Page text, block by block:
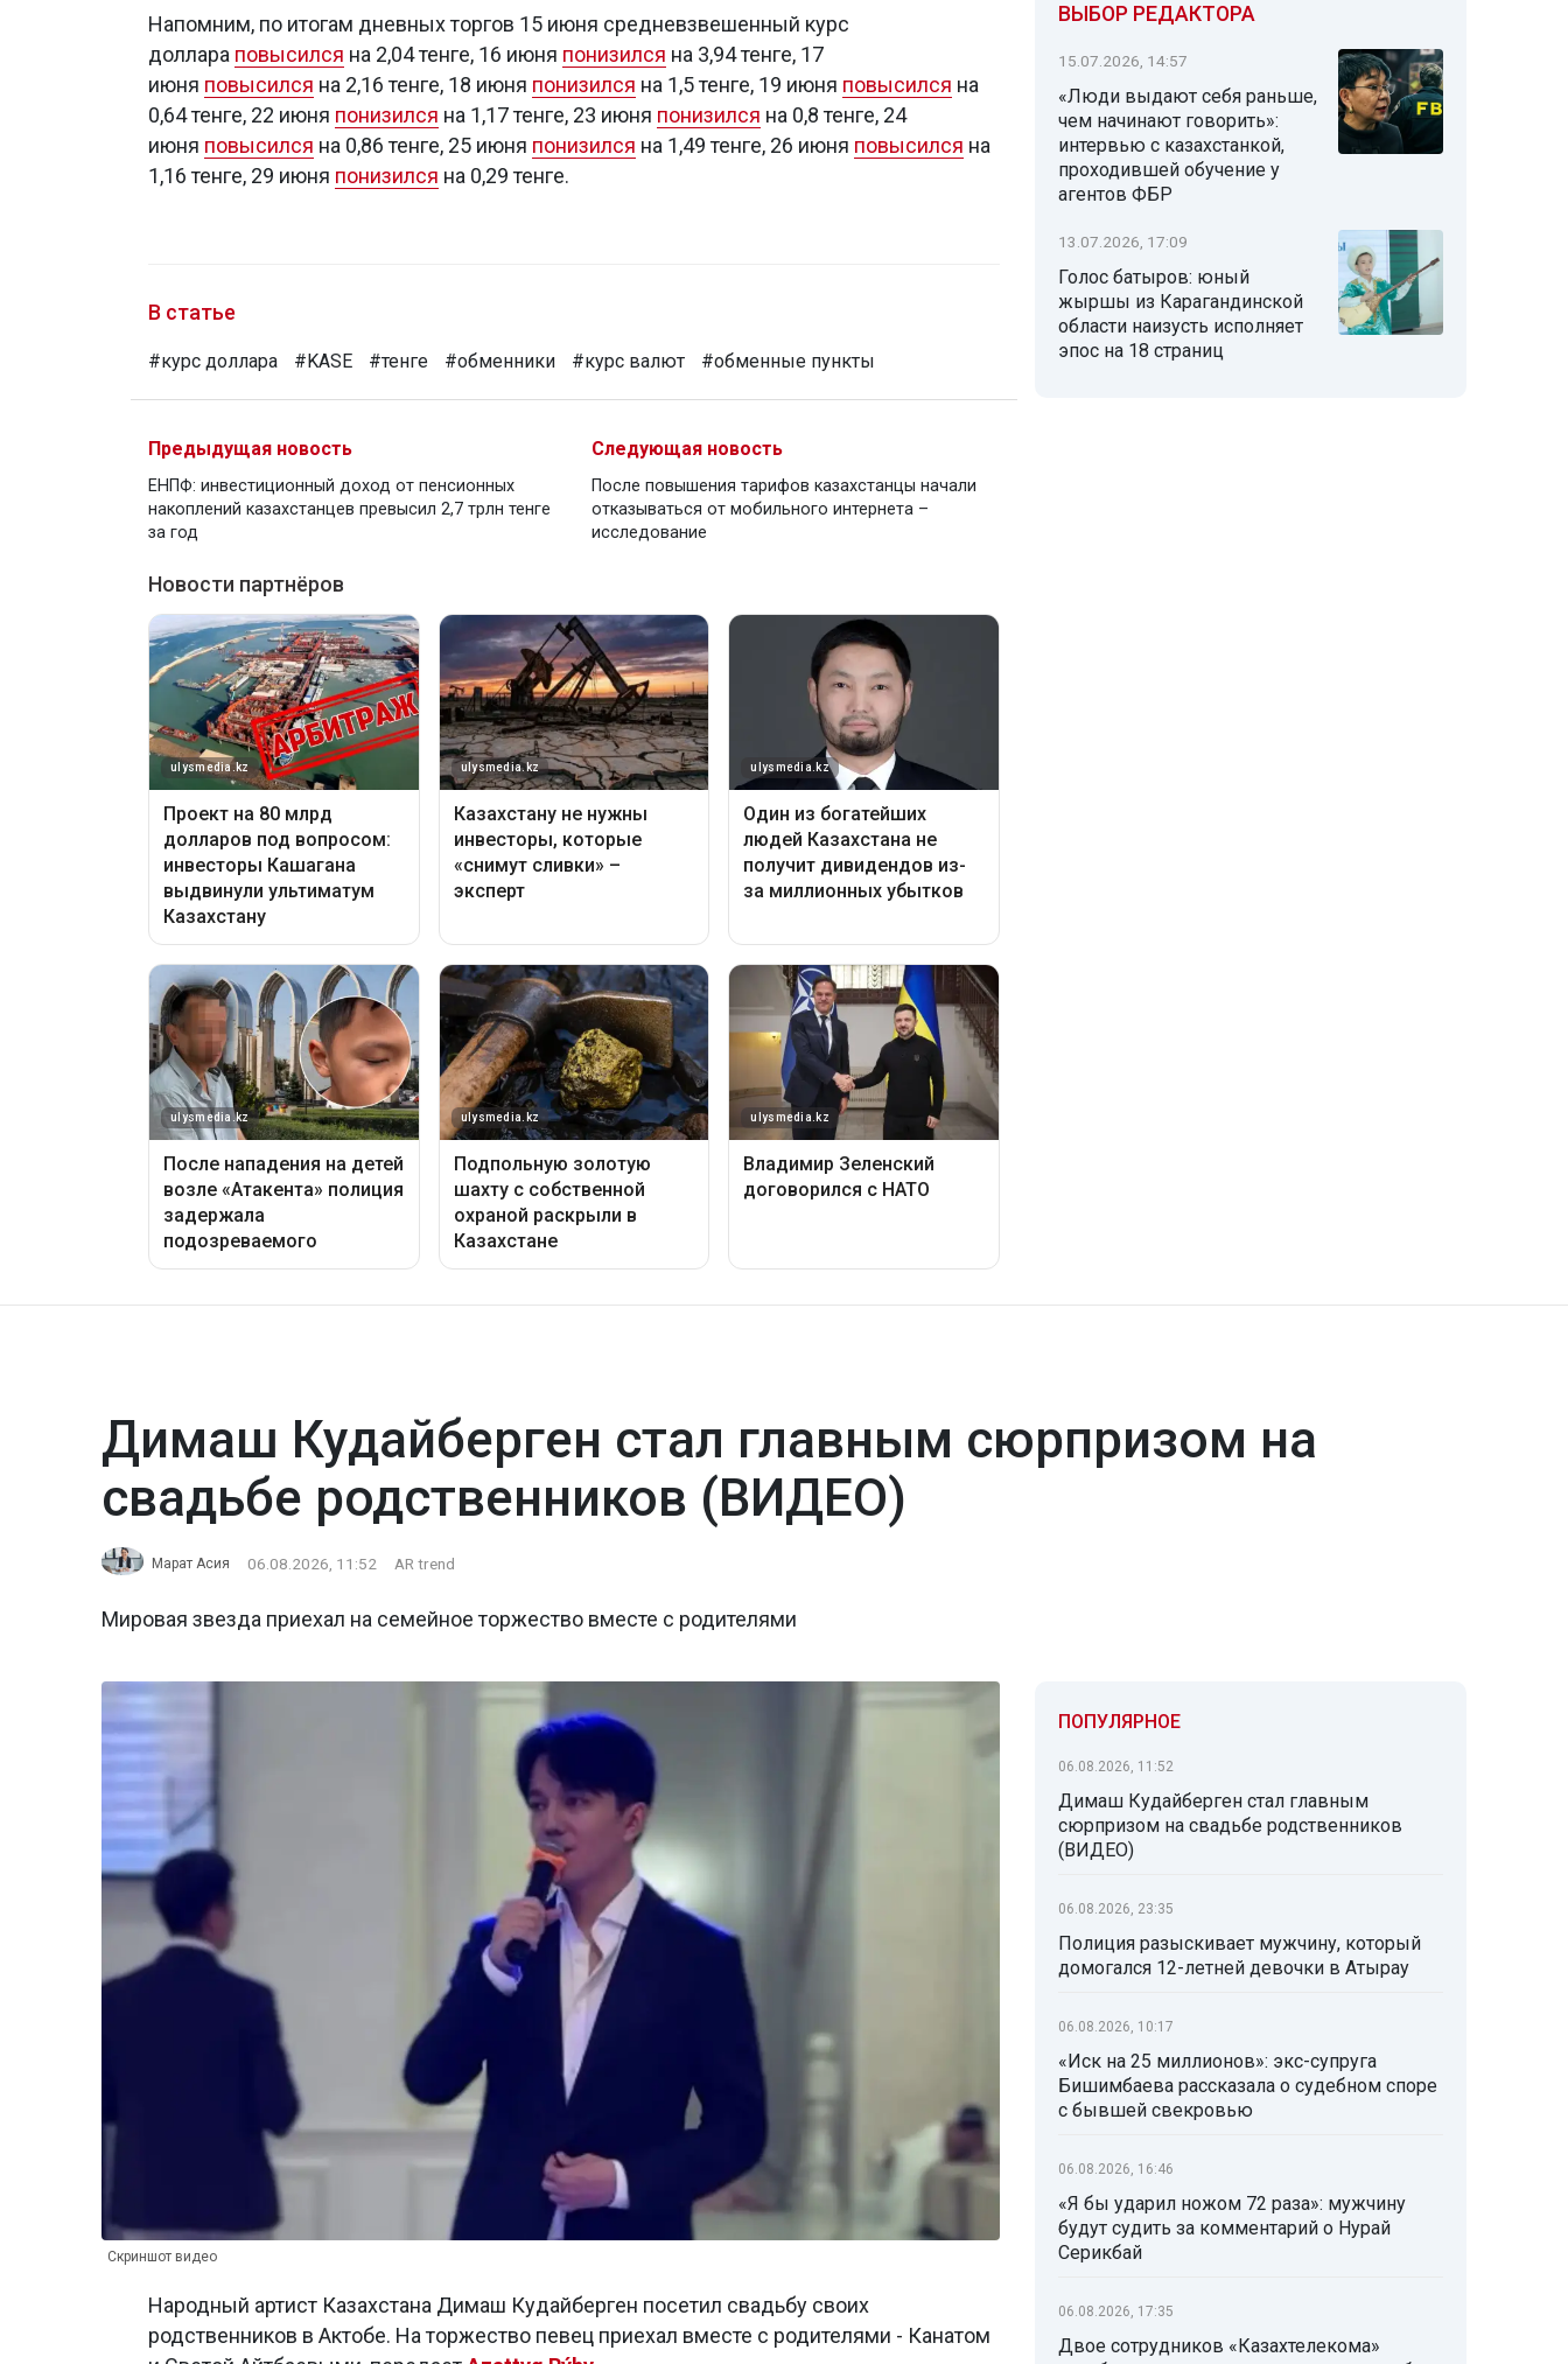
Напомним, по итогам дневных торгов 15 июня средневзвешенный курс
доллара повысился на 2,04 тенге, 16 июня понизился на 3,94 тенге, 17
июня повысился на 2,16 тенге, 18 июня понизился на 1,5 тенге, 19 июня повысился на
0,64 тенге, 22 июня понизился на 1,17 тенге, 23 июня понизился на 0,8 тенге, 24
июня повысился на 0,86 тенге, 25 июня понизился на 1,49 тенге, 26 июня повысился на
1,16 тенге, 29 июня понизился на 0,29 тенге.
В статье
#курс доллара #KASE #тенге #обменники #курс валют #обменные пункты
Предыдущая новость
ЕНПФ: инвестиционный доход от пенсионных
накоплений казахстанцев превысил 2,7 трлн тенге
за год
Следующая новость
После повышения тарифов казахстанцы начали
отказываться от мобильного интернета –
исследование
ВЫБОР РЕДАКТОРА
15.07.2026, 14:57
«Люди выдают себя раньше,
чем начинают говорить»:
интервью с казахстанкой,
проходившей обучение у
агентов ФБР
13.07.2026, 17:09
Голос батыров: юный
жыршы из Карагандинской
области наизусть исполняет
эпос на 18 страниц
Димаш Кудайберген стал главным сюрпризом на
свадьбе родственников (ВИДЕО)
Марат Асия 06.08.2026, 11:52 AR trend
Мировая звезда приехал на семейное торжество вместе с родителями
Скриншот видео
Народный артист Казахстана Димаш Кудайберген посетил свадьбу своих
родственников в Актобе. На торжество певец приехал вместе с родителями - Канатом
ПОПУЛЯРНОЕ
06.08.2026, 11:52
Димаш Кудайберген стал главным
сюрпризом на свадьбе родственников
(ВИДЕО)
06.08.2026, 23:35
Полиция разыскивает мужчину, который
домогался 12-летней девочки в Атырау
06.08.2026, 10:17
«Иск на 25 миллионов»: экс-супруга
Бишимбаева рассказала о судебном споре
с бывшей свекровью
06.08.2026, 16:46
«Я бы ударил ножом 72 раза»: мужчину
будут судить за комментарий о Нурай
Серикбай
06.08.2026, 17:35
Двое сотрудников «Казахтелекома»